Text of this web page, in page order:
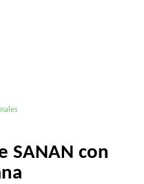
SANAN con